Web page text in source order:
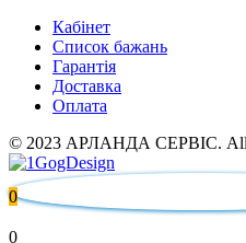
Кабінет
Список бажань
Гарантія
Доставка
Оплата
© 2023 АРЛАНДА СЕРВІС. All
0
0